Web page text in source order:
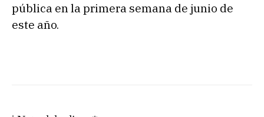
pública en la primera semana de junio de
este año.